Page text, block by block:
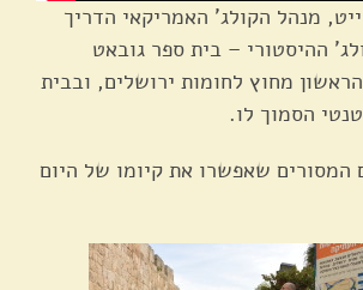
מנהל הקולג' האמריקאי הדריך
ההיסטורי – בית ספר גובאט
מחוץ לחומות ירושלים, ובבית
הסמוך לו.
המסורים שאפשרו את קיומו של היום